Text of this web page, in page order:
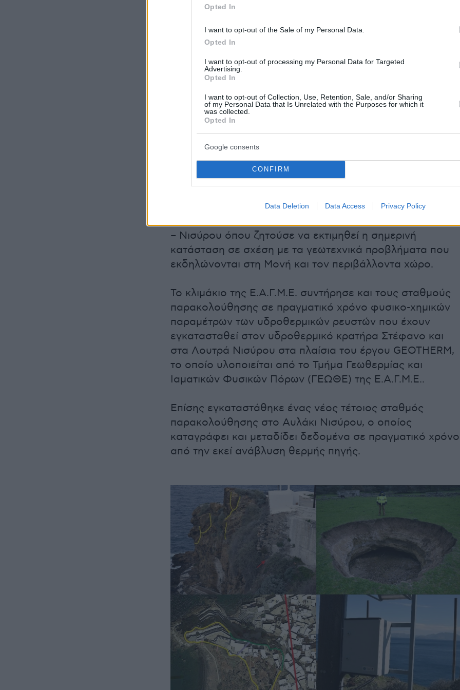
Opted In
I want to opt-out of the Sale of my Personal Data.
Opted In
I want to opt-out of processing my Personal Data for Targeted
Advertising.
Opted In
I want to opt-out of Collection, Use, Retention, Sale, and/or Sharing
of my Personal Data that Is Unrelated with the Purposes for which it
was collected.
Opted In
Google consents
CONFIRM
Data Deletion Data Access Privacy Policy
Η επίσκεψη στην Ι.Μ. Παναγίας Σπηλιανής
– Νισύρου όπου ζητούσε να εκτιμηθεί η σημερινή
κατάσταση σε σχέση με τα γεωτεχνικά προβλήματα που
εκδηλώνονται στη Μονή και τον περιβάλλοντα χώρο.
Το κλιμάκιο της Ε.Α.Γ.Μ.Ε. συντήρησε και τους σταθμούς
παρακολούθησης σε πραγματικό χρόνο φυσικο-χημικών
παραμέτρων των υδροθερμικών ρευστών που έχουν
εγκατασταθεί στον υδροθερμικό κρατήρα Στέφανο και
στα Λουτρά Νισύρου στα πλαίσια του έργου GEOTHERM,
το οποίο υλοποιείται από το Τμήμα Γεωθερμίας και
Ιαματικών Φυσικών Πόρων (ΓΕΩΘΕ) της Ε.Α.Γ.Μ.Ε..
Επίσης εγκαταστάθηκε ένας νέος τέτοιος σταθμός
παρακολούθησης στο Αυλάκι Νισύρου, ο οποίος
καταγράφει και μεταδίδει δεδομένα σε πραγματικό χρόνο
από την εκεί ανάβλυση θερμής πηγής.